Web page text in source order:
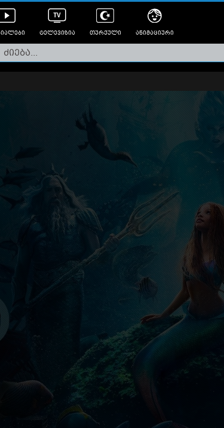
ტელევიზია თურქული ანიმაციური